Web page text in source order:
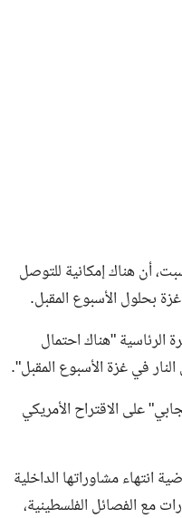
أن هناك إمكانية للتوصل
بحلول الأسبوع المقبل.
الرئاسية "هناك احتمال
في غزة الأسبوع المقبل".
على الاقتراح الأمريكي
انتهاء مشاوراتها الداخلية
مع الفصائل الفلسطينية،